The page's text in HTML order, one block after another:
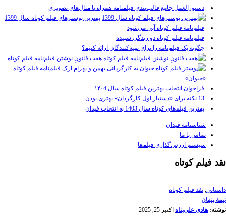
دستورالعمل جامع قالب‌بندی فیلمنامه همراه با مثال‌های تصویری
بهترین پوسترهای فیلم کوتاه سال 1399
فیلم‌نامه فیلم کوتاه آبی می‌شود
فیلم‌نامه فیلم کوتاه دو زندگی سپیده
چگونه یک فیلم‌نامه را برای تهیه‌کنندگان ارائه کنیم؟
هفت قانونِ نوشتن فیلم‌نامه فیلم کوتاه
فیلم‌نامه فیلم کوتاه
«حیوان»
فراخوان انتخاب بهترین فیلم کوتاه سال ۱۴۰4
13 نکته برای «دستیار اول کارگردان» بهتری بودن
بهترین فیلم‌های کوتاه سال 1403 به انتخاب فیدان
شناسنامه فیدان
تماس با ما
سیستم ارزش‌گذاری فیلم‌ها
نقد فیلم کوتاه
داستانی, نقد فیلم کوتاه
نیمۀ پنهان
نوشته: هادی علی‌پناه اکتبر 25, 2025